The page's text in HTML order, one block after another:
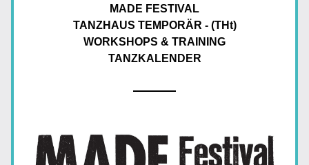
MADE FESTIVAL
TANZHAUS TEMPORÄR - (THt)
WORKSHOPS & TRAINING
TANZKALENDER